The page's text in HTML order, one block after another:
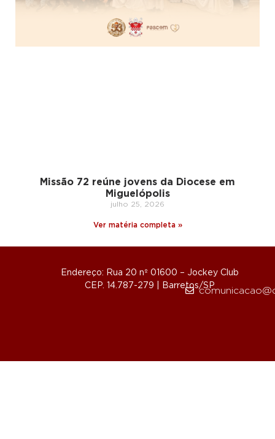
Missão 72 reúne jovens da Diocese em
Miguelópolis
julho 25, 2026
Ver matéria completa »
Endereço: Rua 20 nº 01600 – Jockey Club
CEP. 14.787-279 | Barretos/SP